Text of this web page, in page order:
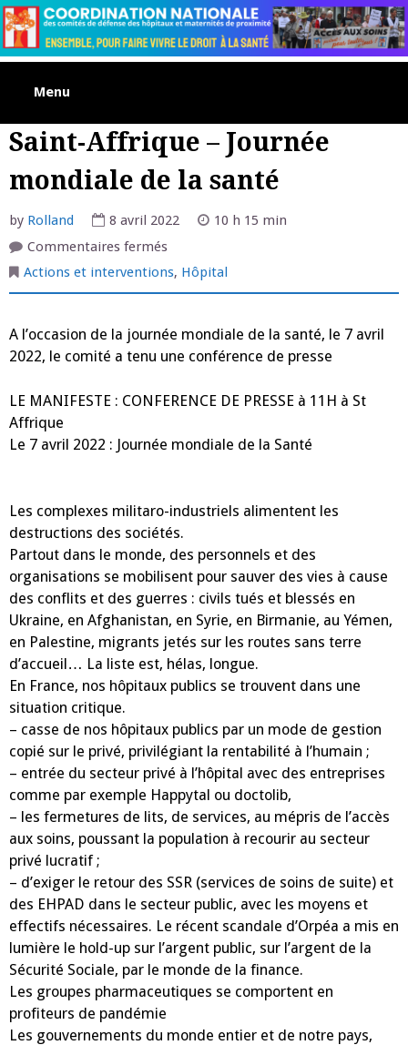
Skip
to
content
Menu
Saint-Affrique – Journée
mondiale de la santé
by Rolland 8 avril 2022
10 h 15 min
Commentaires ferméssur
Affrique
Journée
la
Actions et interventions, Hôpital
A l’occasion de la journée mondiale de la santé, le 7 avril
2022, le comité a tenu une conférence de presse
LE MANIFESTE : CONFERENCE DE PRESSE à 11H à St
Affrique
Le 7 avril 2022 : Journée mondiale de la Santé
Les complexes militaro-industriels alimentent les
destructions des sociétés.
Partout dans le monde, des personnels et des
organisations se mobilisent pour sauver des vies à cause
des conflits et des guerres : civils tués et blessés en
Ukraine, en Afghanistan, en Syrie, en Birmanie, au Yémen,
en Palestine, migrants jetés sur les routes sans terre
d’accueil… La liste est, hélas, longue.
En France, nos hôpitaux publics se trouvent dans une
situation critique.
– casse de nos hôpitaux publics par un mode de gestion
copié sur le privé, privilégiant la rentabilité à l’humain ;
– entrée du secteur privé à l’hôpital avec des entreprises
comme par exemple Happytal ou doctolib,
– les fermetures de lits, de services, au mépris de l’accès
aux soins, poussant la population à recourir au secteur
privé lucratif ;
– d’exiger le retour des SSR (services de soins de suite) et
des EHPAD dans le secteur public, avec les moyens et
effectifs nécessaires. Le récent scandale d’Orpéa a mis en
lumière le hold-up sur l’argent public, sur l’argent de la
Sécurité Sociale, par le monde de la finance.
Les groupes pharmaceutiques se comportent en
profiteurs de pandémie
Les gouvernements du monde entier et de notre pays,